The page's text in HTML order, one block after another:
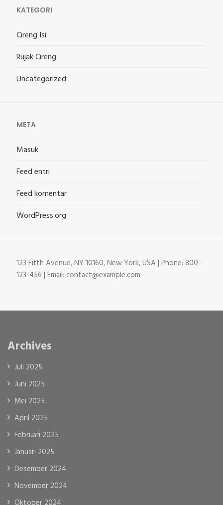
KATEGORI
Cireng Isi
Rujak Cireng
Uncategorized
META
Masuk
Feed entri
Feed komentar
WordPress.org
123 Fifth Avenue, NY 10160, New York, USA | Phone: 800-
123-456 | Email: contact@example.com
Archives
Juli 2025
Juni 2025
Mei 2025
April 2025
Februari 2025
Januari 2025
Desember 2024
November 2024